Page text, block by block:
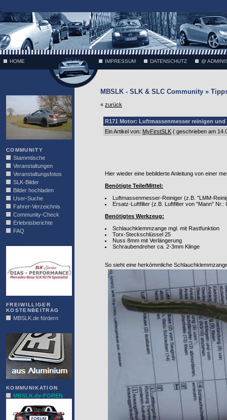
;
HOME IMPRESSUM DATENSCHUTZ @
COMMUNITY
Stammtische
Veranstaltungen
Veranstaltungsfotos
SLK-Bilder
Bilder hochladen
User-Suche
Fahrer-Verzeichnis
Community-Check
Erlebnisberichte
FAQ
FREIWILLIGER
KOSTENBEITRAG
MBSLK.de fördern
KOMMUNIKATION
MBSLK.de-FOREN
MBSLK - SLK & SLC Community »
« zurück
R171 Motor: Luftmassenmesser reinigen
Ein Artikel von: MyFirstSLK ( geschrieben am
Hier wieder eine bebilderte Anleitung von einer
Benötigte Teile/Mittel:
Luftmassenmesser-Reiniger (z.B. "LMM-
Ersatz-Luftfilter (z.B. Luftfilter von "Mann" Nr.:
Benötigtes Werkzeug:
Schlauchklemmzange mgl. mit Rastfunktion
Torx-Steckschlüssel 25
Nuss 8mm mit Verlängerung
Schraubendreher ca. 2-3mm Klinge
So sieht eine herkömmliche